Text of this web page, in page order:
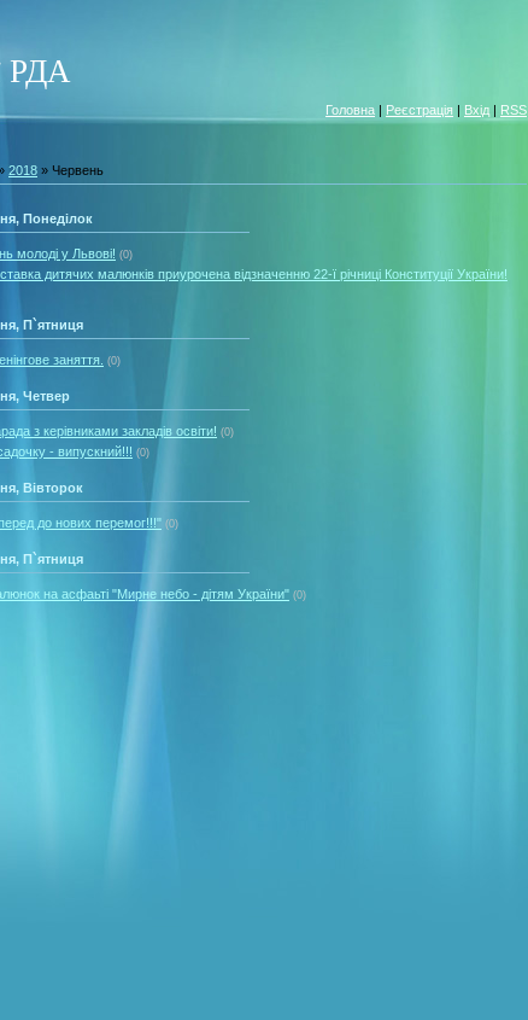
РДА
Головна | Реєстрація | Вхід | RSS
2018 » Червень
Понеділок
молоді у Львові! (0)
дитячих малюнків приурочена відзначенню 22-ї річниці Конституції України!
П`ятниця
заняття. (0)
Четвер
з керівниками закладів освіти! (0)
- випускний!!! (0)
Вівторок
до нових перемог!!!" (0)
П`ятниця
на асфаьті "Мирне небо - дітям України" (0)